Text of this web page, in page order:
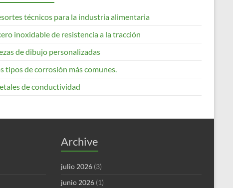
técnicos para la industria alimentaria
inoxidable de resistencia a la tracción
de dibujo personalizadas
tipos de corrosión más comunes.
de conductividad
Archive
julio 2026 (3)
junio 2026 (1)